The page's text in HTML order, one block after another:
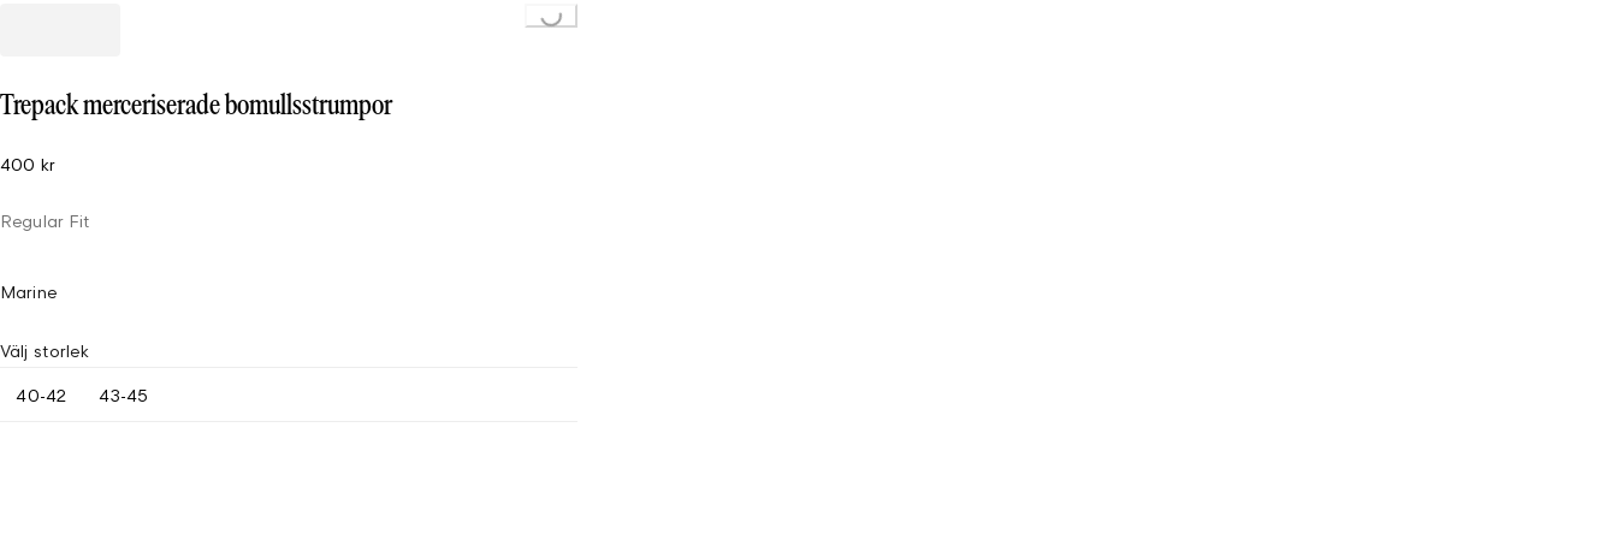
Trepack merceriserade bomullsstrumpor
400 kr
Regular Fit
Marine
Välj storlek
40-42 43-45